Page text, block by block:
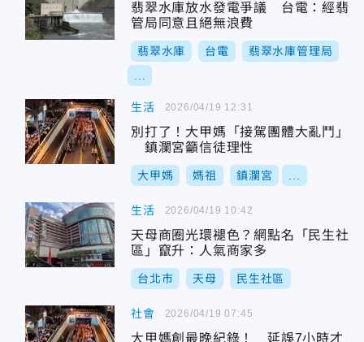
翡翠水庫放水發電爭議 台電：經翡
管局同意且絕無浪費
翡翠水庫 台電 翡翠水庫管理局
生活
別打了！大甲媽「接駕團體大亂鬥」
鎮瀾宮籲信徒理性
大甲媽 媽祖 鎮瀾宮
2026/04/19 12:31
生活
天母商圈光環褪色？網點名「民生社
區」竄升：人氣商家多
台北市 天母 民生社區
2026/04/19 10:42
社會
大甲媽創最晚紀錄！ 延誤7小時才
2026/04/19 07:45